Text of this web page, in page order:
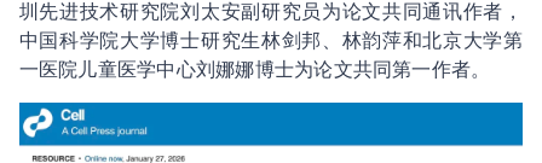
圳先进技术研究院刘太安副研究员为论文共同通讯作者，
中国科学院大学博士研究生林剑邦、林韵萍和北京大学第
一医院儿童医学中心刘娜娜博士为论文共同第一作者。